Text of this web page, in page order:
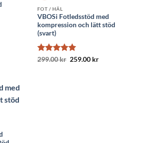
FOT / HÄL
VBOSi Fotledsstöd med
kompression och lätt stöd
(svart)
Betygsatt 5
299.00kr Det
259.00 krDet